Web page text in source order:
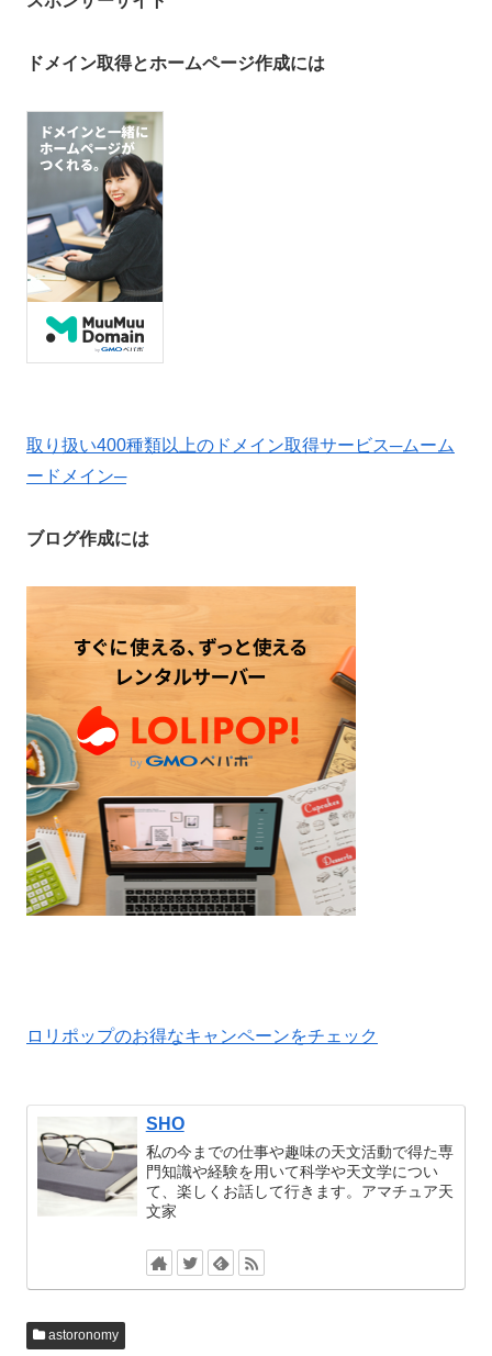
ドメイン取得とホームページ作成には
取り扱い400種類以上のドメイン取得サービス─ムーム
ードメイン─
ブログ作成には
ロリポップのお得なキャンペーンをチェック
SHO
私の今までの仕事や趣味の天文活動で得た専
門知識や経験を用いて科学や天文学につい
て、楽しくお話して行きます。アマチュア天
文家
astoronomy